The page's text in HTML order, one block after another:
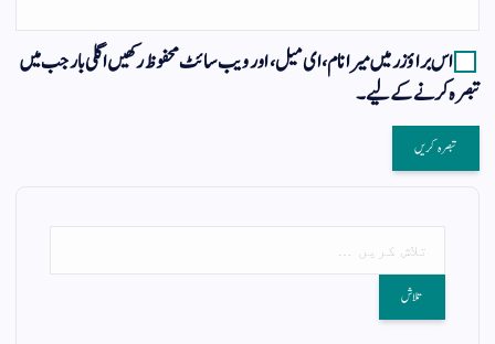
اس براؤزر میں میرا نام، ای میل، اور ویب سائٹ محفوظ رکھیں اگلی بار جب میں
تبصرہ کرنے کےلیے۔